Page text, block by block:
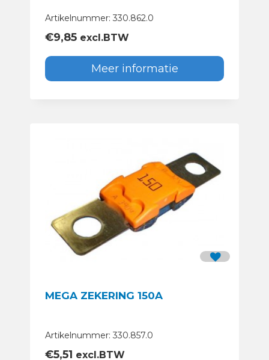
Artikelnummer: 330.862.0
€9,85 excl.BTW
Meer informatie
MEGA ZEKERING 150A
Artikelnummer: 330.857.0
€5,51 excl.BTW